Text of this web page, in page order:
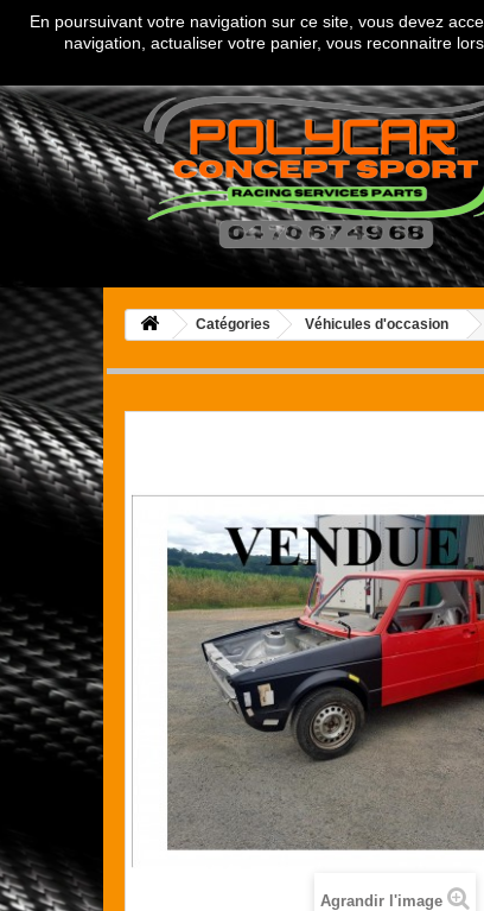
Appelez-nous au :04 70 67 49 68
Catégories Véhicules d'occasion
Agrandir l'image
En poursuivant votre navigation sur ce site, vous devez
navigation, actualiser votre panier, vous reconnaitre